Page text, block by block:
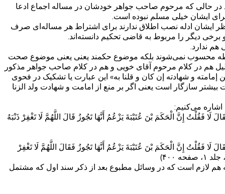
در حالی که مرحوم صاحب جواهر خودشان در مساله اجماع ادعا
ایشان خیلی مسلم نبوده است.
ادله نصب اطلاق ندارند برای اشتراط هر مساله‌ای صرف
دیگر را مربوط به قاضی تحکیم دانسته‌اند.
ندارد.
محسوب نمی‌شوند بلکه موضوع حکمند یعنی یعنی موضوع صحت
هم در کلام مرحوم آقای خویی و هم در کلام صاحب جواهر مذکور
و شهادته إن كان و قلنا به» این عبارت یا تشکیک در فحوی
سازگار است یعنی اگر بر منع از امامت و شهادت ولد الزنا
اشاره می‌کنیم:
إِنَّ الْحَكَمَ بْنَ عُتَيْبَةَ يَزْعُمُ أَنَّهَا تَجُوزُ قَالَ اللَّهُمَّ لَا تَغْفِرْ ذَنْبَهُ
فَقُلْتُ إِنَّ الْحَكَمَ بْنَ عُتَيْبَةَ يَزْعُمُ أَنَّهَا تَجُوزُ فَقَالَ اللَّهُمَّ لَا تَغْفِرْ
۴۰۰)
هم لازم است که در وسائل مطبوع بعد از ذکر سند اول که مشتمل